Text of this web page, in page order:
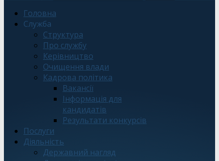
Головна
Служба
Структура
Про службу
Керівництво
Очищення влади
Кадрова політика
Вакансії
Інформація для
кандидатів
Результати конкурсів
Послуги
Діяльність
Державний нагляд